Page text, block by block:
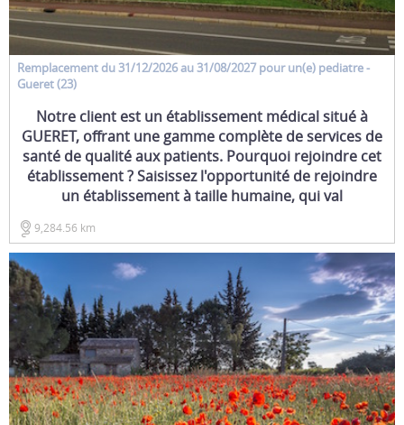
Remplacement du 31/12/2026 au 31/08/2027 pour un(e) pediatre-
Gueret (23)
Notre client est un établissement médical situé à
GUERET, offrant une gamme complète de services de
santé de qualité aux patients. Pourquoi rejoindre cet
établissement ? Saisissez l'opportunité de rejoindre
un établissement à taille humaine, qui val
9,284.56 km